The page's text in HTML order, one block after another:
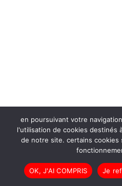
en poursuivant votre
l'utilisation de cookies destinés
de notre site. certains cookies
OK, J'AI COMPRIS Je